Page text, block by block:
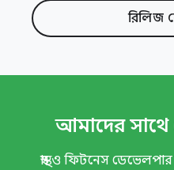
রিলিজ
আমাদের
স্বাস্থ্য ও ফিটনেস